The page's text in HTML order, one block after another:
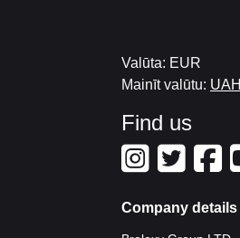
Valūta: EUR
Mainīt valūtu: UAH
Find us
Company details